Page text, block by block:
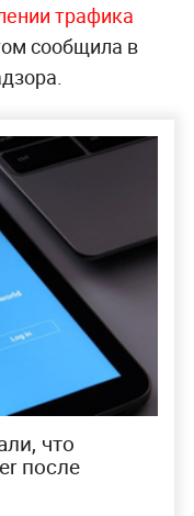
трафика
сообщила в
что
после